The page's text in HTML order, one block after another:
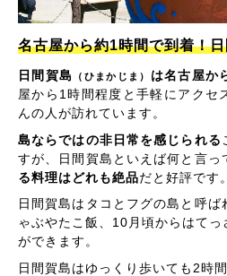
名古屋から約1時間で到着！
日間賀島 （ひまかじま） は名古屋か
屋から1時間程度と手軽にアクセ
んの人が訪れています。
島ならではの非日常を感じられる
すが、日間賀島といえば何と言っ
る料理はどれも絶品だと好評です。
日間賀島はタコとフグの島と呼ば
ゃぶやたこ飯、10月頃からはてっ
ができます。
日間賀島はゆっくり歩いても2時